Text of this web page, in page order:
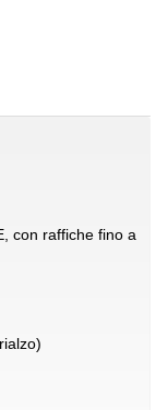
con raffiche fino a